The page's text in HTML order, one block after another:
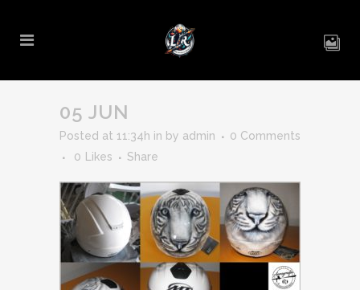
05 JUN
Posted at 11:34h in by admin
0 Comments
0
Likes Share